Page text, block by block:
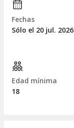
Fechas
Sólo el 20 jul. 2026
Edad mínima
18